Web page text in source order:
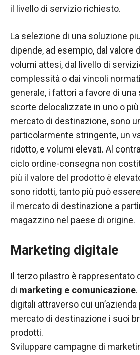
il livello di servizio richiesto.
La selezione di una soluzione
dipende, ad esempio, dal valore
volumi attesi, dal livello di
complessità o dai vincoli
generale, i fattori a favore di
scorte delocalizzate in uno o
mercato di destinazione, sono
particolarmente stringente, un
ridotto, e volumi elevati. Al
ciclo ordine-consegna non
più il valore del prodotto è
sono ridotti, tanto più può
il mercato di destinazione a
magazzino nel paese di origine.
Marketing digitale
Il terzo pilastro è rappresentato
di marketing e comunicazione
digitali attraverso cui un’azienda
mercato di destinazione i suoi
prodotti.
Sviluppare campagne di